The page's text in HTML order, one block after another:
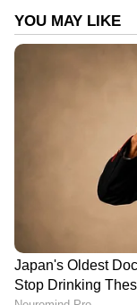
DOWNLOAD
News